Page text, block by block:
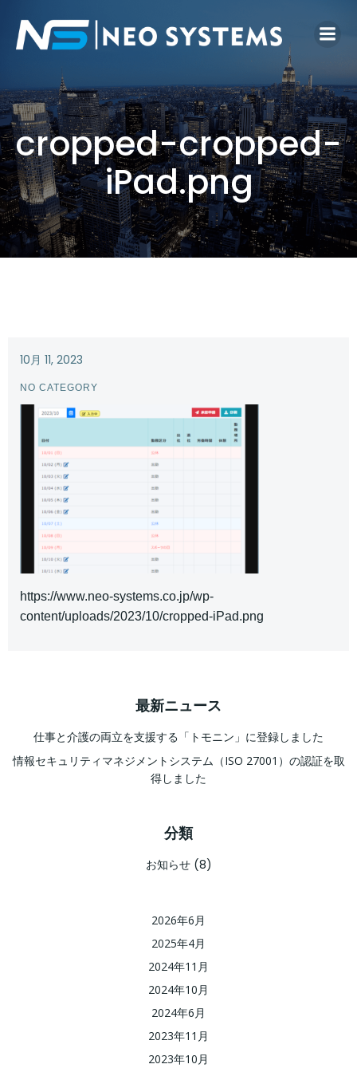
cropped-cropped-
iPad.png
10月 11, 2023
NO CATEGORY
https://www.neo-systems.co.jp/wp-
content/uploads/2023/10/cropped-iPad.png
最新ニュース
仕事と介護の両立を支援する「トモニン」に登録しました
情報セキュリティマネジメントシステム（ISO 27001）の認証を取
得しました
分類
お知らせ(8)
2026年6月
2025年4月
2024年11月
2024年10月
2024年6月
2023年11月
2023年10月